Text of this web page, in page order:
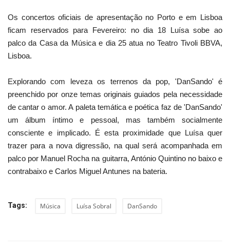
Os concertos oficiais de apresentação no Porto e em Lisboa
ficam reservados para Fevereiro: no dia 18 Luísa sobe ao
palco da Casa da Música e dia 25 atua no Teatro Tivoli BBVA,
Lisboa.
Explorando com leveza os terrenos da pop, 'DanSando' é
preenchido por onze temas originais guiados pela necessidade
de cantar o amor. A paleta temática e poética faz de 'DanSando'
um álbum íntimo e pessoal, mas também socialmente
consciente e implicado. É esta proximidade que Luísa quer
trazer para a nova digressão, na qual será acompanhada em
palco por Manuel Rocha na guitarra, António Quintino no baixo e
contrabaixo e Carlos Miguel Antunes na bateria.
Tags: Música Luísa Sobral DanSando